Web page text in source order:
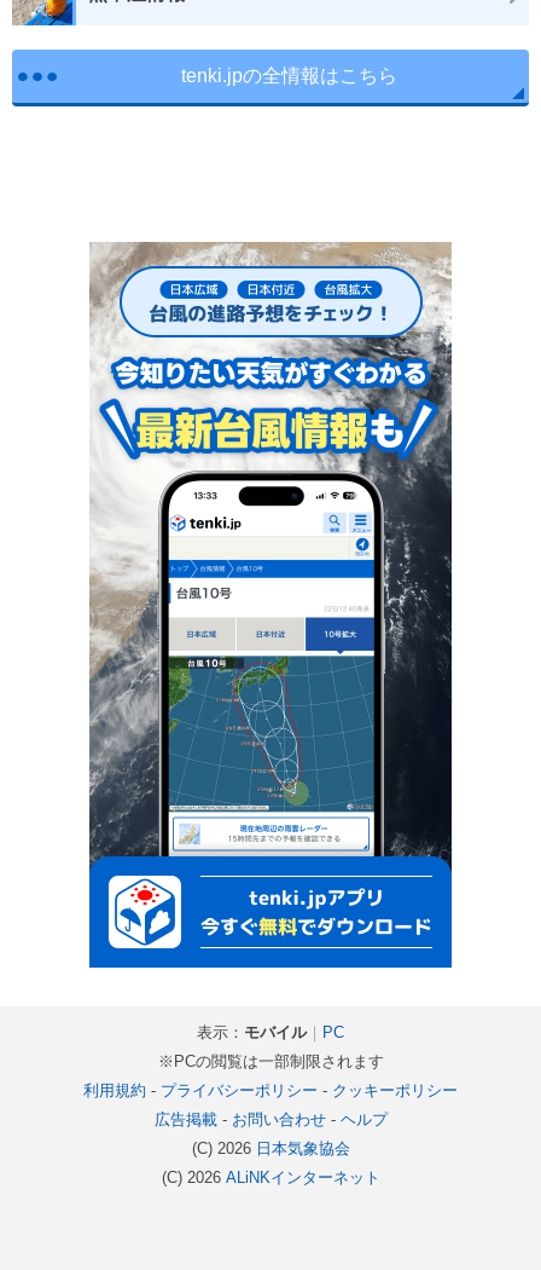
tenki.jpの全情報はこちら
表示： モバイル｜
PC
※PCの閲覧は一部制限されます
利用規約 - プライバシーポリシー - クッキーポリシー
広告掲載- お問い合わせ- ヘルプ
(C) 2026 日本気象協会
(C) 2026 ALiNKインターネット